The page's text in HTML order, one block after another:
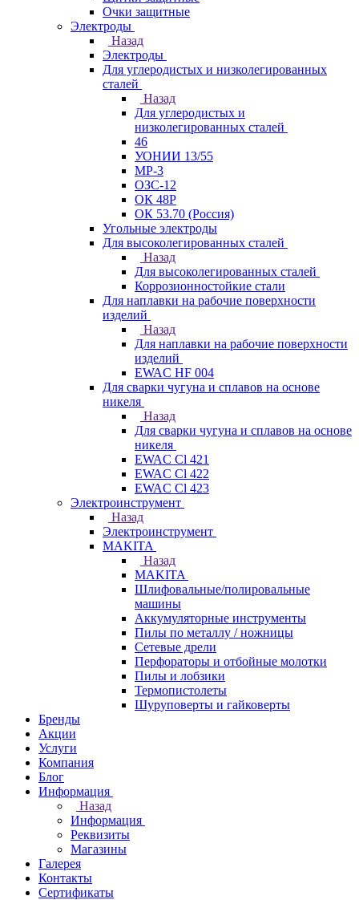
Очки защитные
Электроды
Назад
Электроды
Для углеродистых и низколегированных
сталей
Назад
Для углеродистых и
низколегированных сталей
46
УОНИИ 13/55
МР-3
ОЗС-12
ОК 48Р
ОК 53.70 (Россия)
Угольные электроды
Для высоколегированных сталей
Назад
Для высоколегированных сталей
Коррозионностойкие стали
Для наплавки на рабочие поверхности
изделий
Назад
Для наплавки на рабочие поверхности
изделий
EWAC HF 004
Для сварки чугуна и сплавов на основе
никеля
Назад
Для сварки чугуна и сплавов на основе
никеля
EWAC Cl 421
EWAC Cl 422
EWAC Cl 423
Электроинструмент
Назад
Электроинструмент
МAKITA
Назад
МAKITA
Шлифовальные/полировальные
машины
Аккумуляторные инструменты
Пилы по металлу / ножницы
Сетевые дрели
Перфораторы и отбойные молотки
Пилы и лобзики
Термопистолеты
Шуруповерты и гайковерты
Бренды
Акции
Услуги
Компания
Блог
Информация
Назад
Информация
Реквизиты
Магазины
Галерея
Контакты
Сертификаты